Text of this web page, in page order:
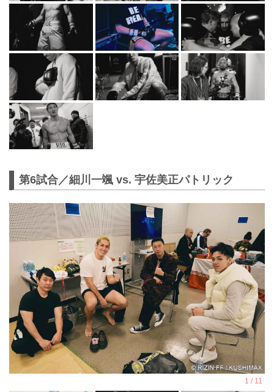
第6試合／細川一颯 vs. 宇佐美正パトリック